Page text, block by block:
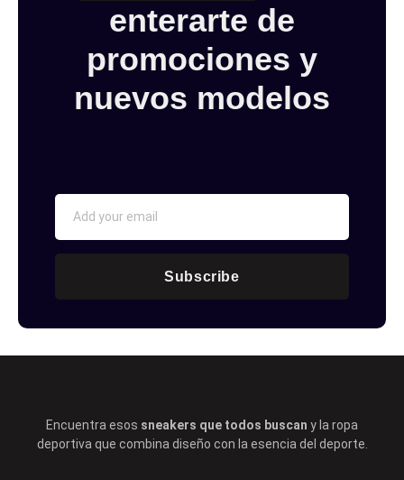
enterarte de
promociones y
nuevos modelos
Subscribe
Encuentra esos sneakers que todos buscan y la ropa
deportiva que combina diseño con la esencia del deporte.